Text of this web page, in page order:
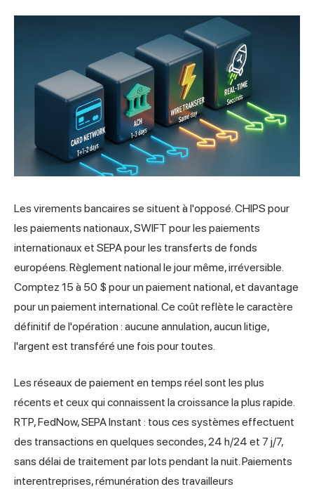
Les virements bancaires se situent à l'opposé. CHIPS pour
les paiements nationaux, SWIFT pour les paiements
internationaux et SEPA pour les transferts de fonds
européens. Règlement national le jour même, irréversible.
Comptez 15 à 50 $ pour un paiement national, et davantage
pour un paiement international. Ce coût reflète le caractère
définitif de l'opération : aucune annulation, aucun litige,
l'argent est transféré une fois pour toutes.
Les réseaux de paiement en temps réel sont les plus
récents et ceux qui connaissent la croissance la plus rapide.
RTP, FedNow, SEPA Instant : tous ces systèmes effectuent
des transactions en quelques secondes, 24 h/24 et 7 j/7,
sans délai de traitement par lots pendant la nuit. Paiements
interentreprises, rémunération des travailleurs